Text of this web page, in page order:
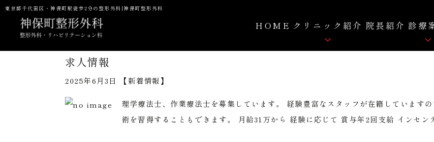
東京都千代田区・神保町駅徒歩2分の整形外科|神保町整形外科
HOME クリニック紹介 院長紹介 診療
予防接種
NMN点滴 PFC-FD療法 自費リハビリ 拡散型圧力波治療
求人情報
2025年6月3日 【新着情報】
理学療法士、作業療法士を募集しています。 経験豊富なスタッフが在籍しています
術を習得することもできます。 月給31万から 経験に応じて 賞与年2回支給 インセ